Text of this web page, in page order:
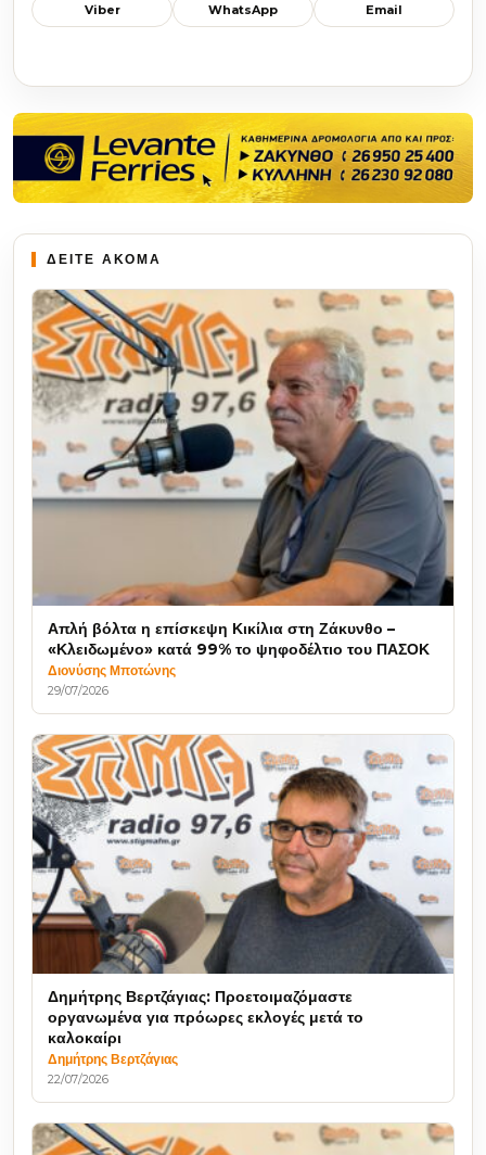
Viber WhatsApp Email
ΔΕΙΤΕ ΑΚΟΜΑ
Απλή βόλτα η επίσκεψη Κικίλια στη Ζάκυνθο –
«Κλειδωμένο» κατά 99% το ψηφοδέλτιο του ΠΑΣΟΚ
Διονύσης Μποτώνης
29/07/2026
Δημήτρης Βερτζάγιας: Προετοιμαζόμαστε
οργανωμένα για πρόωρες εκλογές μετά το
καλοκαίρι
Δημήτρης Βερτζάγιας
22/07/2026